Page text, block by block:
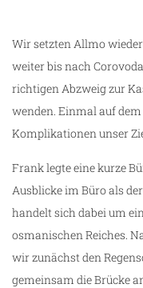
Wir setzten Allmo
weiter bis nach
richtigen Abzweig zur
wenden. Einmal auf
Komplikationen unser
Frank legte eine kurze
Ausblicke im Büro als
handelt sich dabei um
osmanischen Reiches.
wir zunächst den
gemeinsam die Brücke